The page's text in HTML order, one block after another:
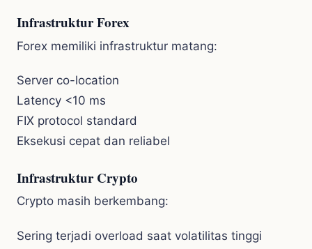
Infrastruktur Forex
Forex memiliki infrastruktur matang:
Server co-location
Latency <10 ms
FIX protocol standard
Eksekusi cepat dan reliabel
Infrastruktur Crypto
Crypto masih berkembang:
Sering terjadi overload saat volatilitas tinggi